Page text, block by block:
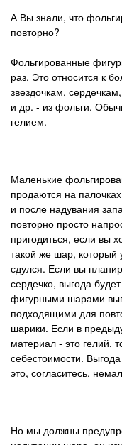
А Вы знали, что
повторно?
Фольгированные
раз. Это относится к
звездочкам,
и др. - из фольги.
гелием.
Маленькие
продаются на
и после надувания
повторно просто
пригодиться, если вы
такой же шар, который
сдулся. Если вы
сердечко, выгода
фигурными шарами
подходящими для
шарики. Если в
материал - это гелий,
себестоимости.
это, согласитесь,
Но мы должны